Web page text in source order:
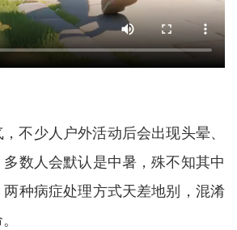
不少人户外活动后会出现头晕、
数人会默认是中暑，殊不知其中
种病症处理方式天差地别，混淆